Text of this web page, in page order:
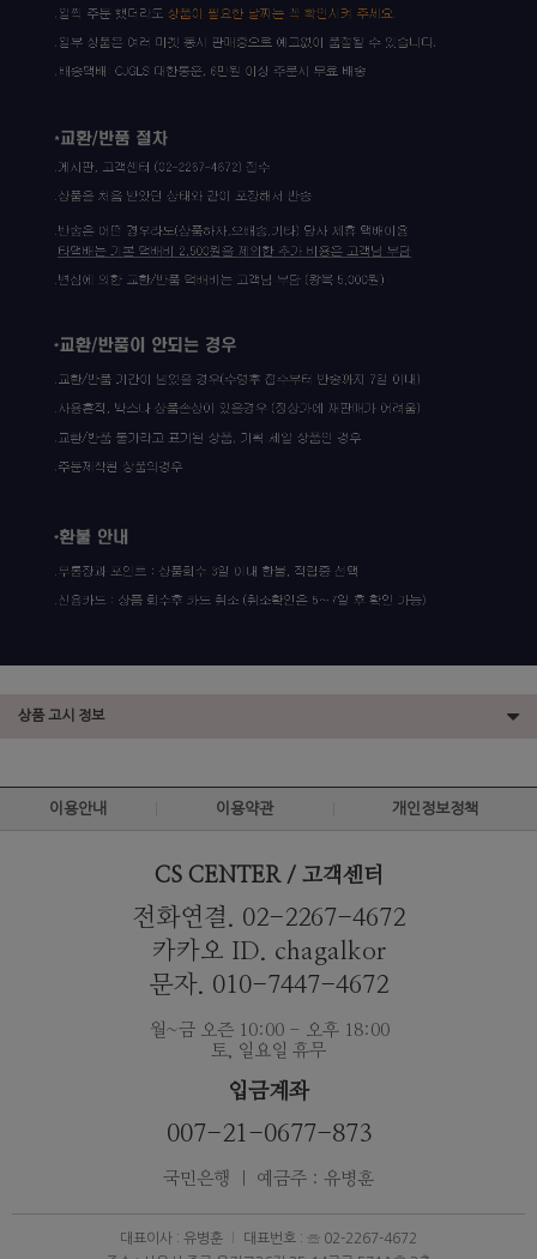
상품 고시 정보
이용안내 이용약관 개인정보정책
CS CENTER / 고객센터
전화연결. 02-2267-4672
카카오 ID. chagalkor
문자. 010-7447-4672
월~금 오즌 10:00 - 오후 18:00
토, 일요일 휴무
입금계좌
007-21-0677-873
국민은행 ｜ 예금주 : 유병훈
대표이사 : 유병훈
대표번호 : ☏ 02-2267-4672